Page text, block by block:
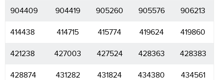
904409 904419 905260 905576 906213
414438 414715 415774 419624 419860
421238 427003 427524 428363 428383
428874 431282 431824 434380 434561